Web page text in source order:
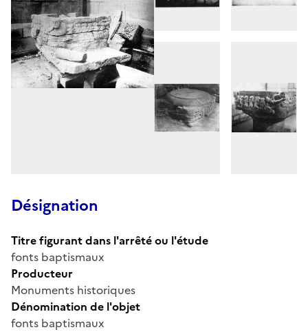
Désignation
Titre figurant dans l'arrêté ou l'étude
fonts baptismaux
Producteur
Monuments historiques
Dénomination de l'objet
fonts baptismaux